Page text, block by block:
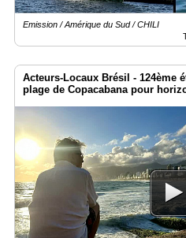
Emission / Amérique du Sud / CHILI
Acteurs-Locaux Brésil - 124ème
plage de Copacabana pour